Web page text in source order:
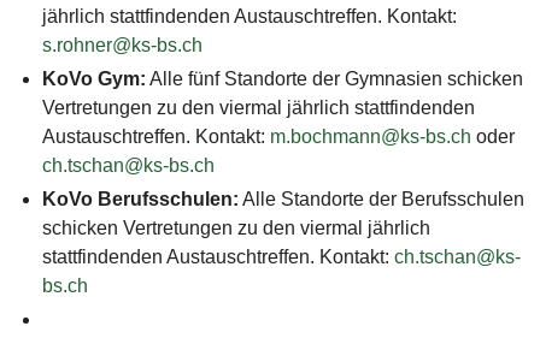
jährlich stattfindenden Austauschtreffen. Kontakt:
s.rohner@ks-bs.ch
KoVo Gym: Alle fünf Standorte der Gymnasien schicken
Vertretungen zu den viermal jährlich stattfindenden
Austauschtreffen. Kontakt: m.bochmann@ks-bs.ch oder
ch.tschan@ks-bs.ch
KoVo Berufsschulen: Alle Standorte der Berufsschulen
schicken Vertretungen zu den viermal jährlich
stattfindenden Austauschtreffen. Kontakt: ch.tschan@ks-
bs.ch